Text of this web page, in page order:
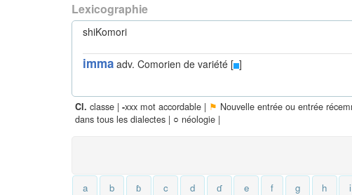
Lexicographie
shiKomori
imma adv. Comorien de variété [ ]
Cl. classe | -xxx mot accordable | ⚑ Nouvelle entrée ou entrée
dans tous les dialectes | ○ néologie |
a b ɓ c d ɗ e f g h i